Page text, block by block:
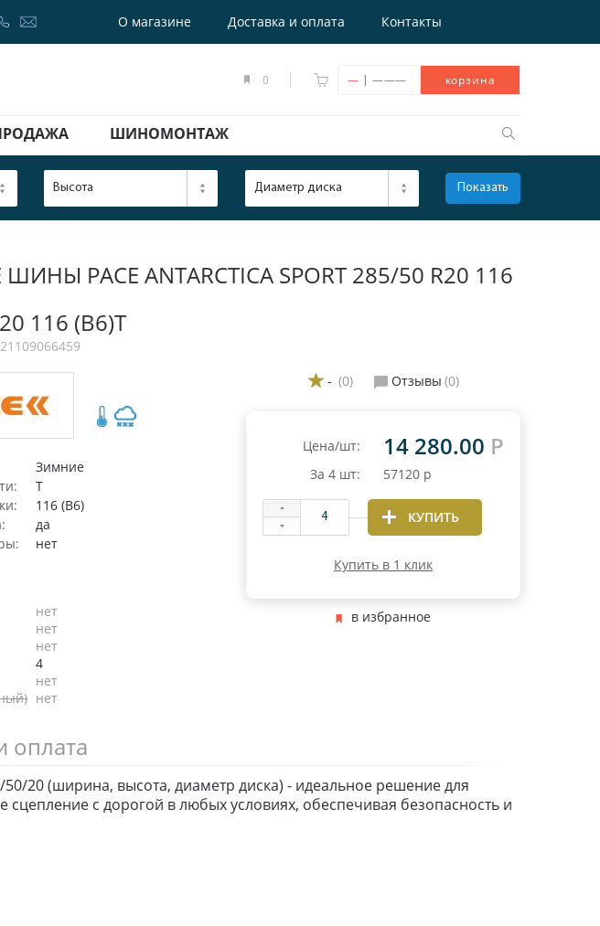
О магазине Доставка и оплата Контакты
0 — | ——— корзина
ШИНОМОНТАЖ
ОТКРЫТЬ
Высота Диаметр диска Показать
PACE ANTARCTICA SPORT 285/50 R20 116
116 (B6)T
Зимние
T
116 (B6)
да
нет
нет
нет
нет
4
нет
нет
- (0) Отзывы (0)
Цена/шт: 14 280.00 Р
За 4 шт: 57120 р
КУПИТЬ
Купить в 1 клик
в избранное
оплата
50/20 (ширина, высота, диаметр диска) - идеальное решение для
с дорогой в любых условиях, обеспечивая безопасность и